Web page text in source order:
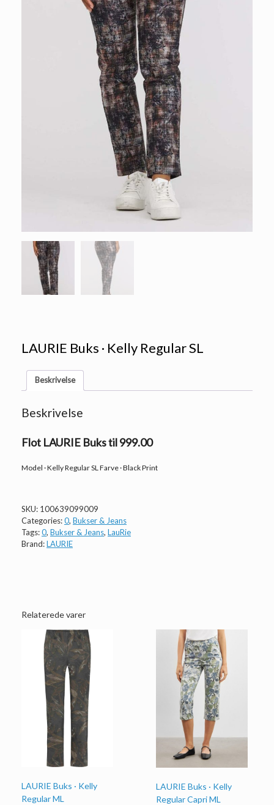
LAURIE Buks · Kelly Regular SL
Beskrivelse
Beskrivelse
Flot LAURIE Buks til 999.00
Model · Kelly Regular SL Farve · Black Print
SKU: 100639099009
Categories:0, Bukser & Jeans
Tags:0, Bukser & Jeans, LauRie
Brand:LAURIE
Relaterede varer
LAURIE Buks · Kelly
Regular ML
LAURIE Buks · Kelly
Regular Capri ML